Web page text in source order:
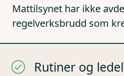
Mattilsynet har ikke
regelverksbrudd som
Rutiner og